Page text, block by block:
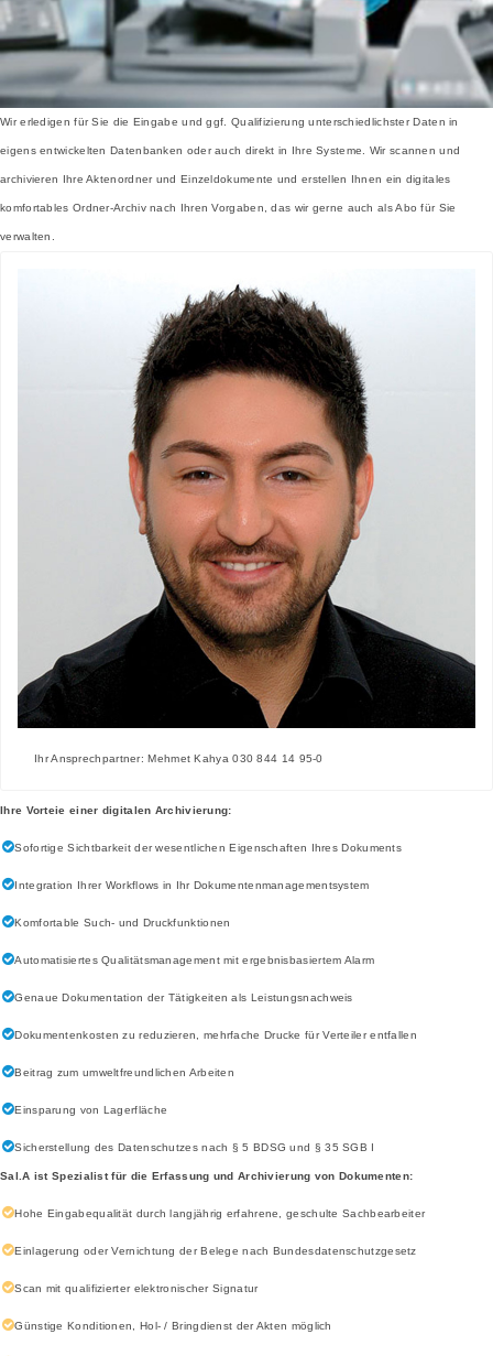
Wir erledigen für Sie die Eingabe und ggf. Qualifizierung unterschiedlichster Daten in
eigens entwickelten Datenbanken oder auch direkt in Ihre Systeme. Wir scannen und
archivieren Ihre Aktenordner und Einzeldokumente und erstellen Ihnen ein digitales
komfortables Ordner-Archiv nach Ihren Vorgaben, das wir gerne auch als Abo für Sie
verwalten.
Ihr Ansprechpartner: Mehmet Kahya 030 844 14 95-0
Ihre Vorteie einer digitalen Archivierung:
Sofortige Sichtbarkeit der wesentlichen Eigenschaften Ihres Dokuments
Integration Ihrer Workflows in Ihr Dokumentenmanagementsystem
Komfortable Such- und Druckfunktionen
Automatisiertes Qualitätsmanagement mit ergebnisbasiertem Alarm
Genaue Dokumentation der Tätigkeiten als Leistungsnachweis
Dokumentenkosten zu reduzieren, mehrfache Drucke für Verteiler entfallen
Beitrag zum umweltfreundlichen Arbeiten
Einsparung von Lagerfläche
Sicherstellung des Datenschutzes nach § 5 BDSG und § 35 SGB I
Sal.A ist Spezialist für die Erfassung und Archivierung von Dokumenten:
Hohe Eingabequalität durch langjährig erfahrene, geschulte Sachbearbeiter
Einlagerung oder Vernichtung der Belege nach Bundesdatenschutzgesetz
Scan mit qualifizierter elektronischer Signatur
Günstige Konditionen, Hol- / Bringdienst der Akten möglich